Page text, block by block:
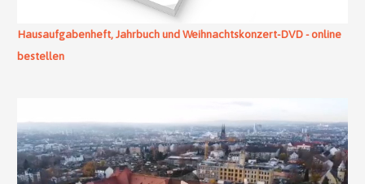
Hausaufgabenheft, Jahrbuch und Weihnachtskonzert-DVD - online
bestellen